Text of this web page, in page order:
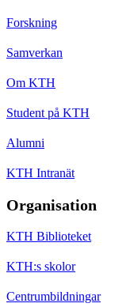
Forskning
Samverkan
Om KTH
Student på KTH
Alumni
KTH Intranät
Organisation
KTH Biblioteket
KTH:s skolor
Centrumbildningar